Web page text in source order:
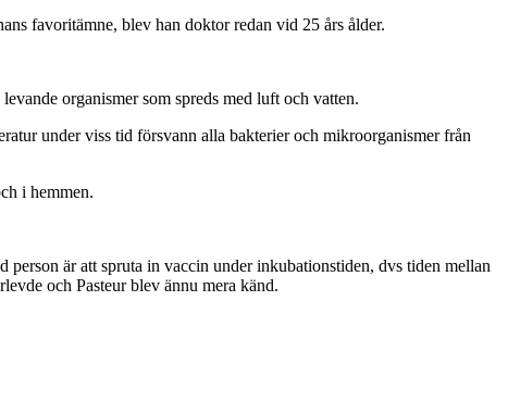
favoritämne, blev han doktor redan vid 25 års ålder.
organismer som spreds med luft och vatten.
under viss tid försvann alla bakterier och mikroorganismer från
i hemmen.
person är att spruta in vaccin under inkubationstiden, dvs tiden mellan
och Pasteur blev ännu mera känd.